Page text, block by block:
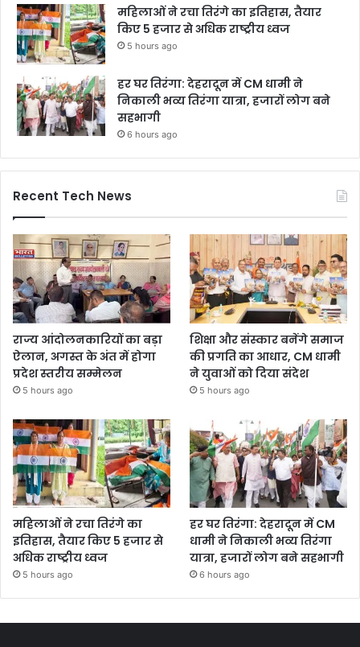
महिलाओं ने रचा तिरंगे का इतिहास, तैयार
किए 5 हजार से अधिक राष्ट्रीय ध्वज
5 hours ago
हर घर तिरंगा: देहरादून में CM धामी ने
निकाली भव्य तिरंगा यात्रा, हजारों लोग बने
सहभागी
6 hours ago
Recent Tech News
राज्य आंदोलनकारियों का बड़ा
ऐलान, अगस्त के अंत में होगा
प्रदेश स्तरीय सम्मेलन
5 hours ago
शिक्षा और संस्कार बनेंगे समाज
की प्रगति का आधार, CM धामी
ने युवाओं को दिया संदेश
5 hours ago
महिलाओं ने रचा तिरंगे का
इतिहास, तैयार किए 5 हजार से
अधिक राष्ट्रीय ध्वज
5 hours ago
हर घर तिरंगा: देहरादून में CM
धामी ने निकाली भव्य तिरंगा
यात्रा, हजारों लोग बने सहभागी
6 hours ago